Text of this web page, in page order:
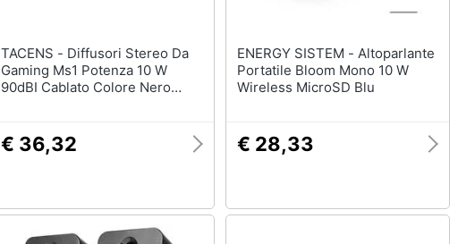
TACENS - Diffusori Stereo Da
Gaming Ms1 Potenza 10 W
90dBI Cablato Colore Nero
€ 36,32
ENERGY SISTEM - Altoparlante
Portatile Bloom Mono 10 W
Wireless MicroSD Blu
€ 28,33